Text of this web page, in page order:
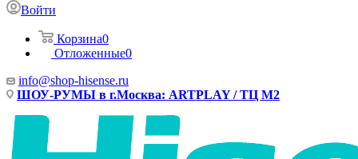
Войти
Корзина0
Отложенные0
info@shop-hisense.ru
ШОУ-РУМЫ в г.Москва: ARTPLAY / ТЦ М2